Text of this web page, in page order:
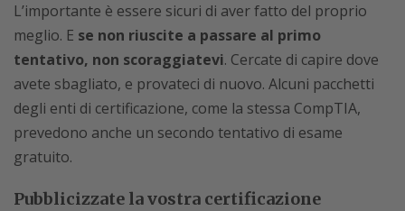
L’importante è essere sicuri di aver fatto del proprio
meglio. E se non riuscite a passare al primo
tentativo, non scoraggiatevi. Cercate di capire dove
avete sbagliato, e provateci di nuovo. Alcuni pacchetti
degli enti di certificazione, come la stessa CompTIA,
prevedono anche un secondo tentativo di esame
gratuito.
Pubblicizzate la vostra certificazione